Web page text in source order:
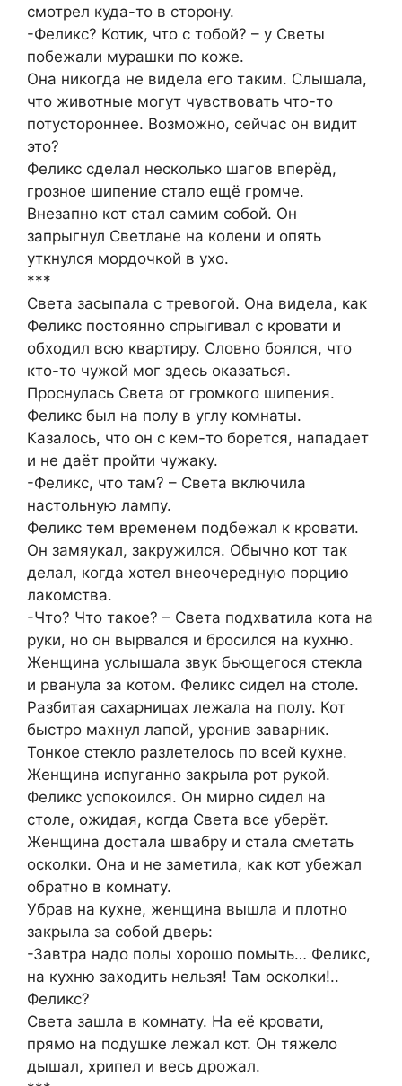
смотрел куда-то в сторону.
-Феликс? Котик, что с тобой? – у Светы
побежали мурашки по коже.
Она никогда не видела его таким. Слышала,
что животные могут чувствовать что-то
потустороннее. Возможно, сейчас он видит
это?
Феликс сделал несколько шагов вперёд,
грозное шипение стало ещё громче.
Внезапно кот стал самим собой. Он
запрыгнул Светлане на колени и опять
уткнулся мордочкой в ухо.
***
Света засыпала с тревогой. Она видела, как
Феликс постоянно спрыгивал с кровати и
обходил всю квартиру. Словно боялся, что
кто-то чужой мог здесь оказаться.
Проснулась Света от громкого шипения.
Феликс был на полу в углу комнаты.
Казалось, что он с кем-то борется, нападает
и не даёт пройти чужаку.
-Феликс, что там? – Света включила
настольную лампу.
Феликс тем временем подбежал к кровати.
Он замяукал, закружился. Обычно кот так
делал, когда хотел внеочередную порцию
лакомства.
-Что? Что такое? – Света подхватила кота на
руки, но он вырвался и бросился на кухню.
Женщина услышала звук бьющегося стекла
и рванула за котом. Феликс сидел на столе.
Разбитая сахарницах лежала на полу. Кот
быстро махнул лапой, уронив заварник.
Тонкое стекло разлетелось по всей кухне.
Женщина испуганно закрыла рот рукой.
Феликс успокоился. Он мирно сидел на
столе, ожидая, когда Света все уберёт.
Женщина достала швабру и стала сметать
осколки. Она и не заметила, как кот убежал
обратно в комнату.
Убрав на кухне, женщина вышла и плотно
закрыла за собой дверь:
-Завтра надо полы хорошо помыть… Феликс,
на кухню заходить нельзя! Там осколки!..
Феликс?
Света зашла в комнату. На её кровати,
прямо на подушке лежал кот. Он тяжело
дышал, хрипел и весь дрожал.